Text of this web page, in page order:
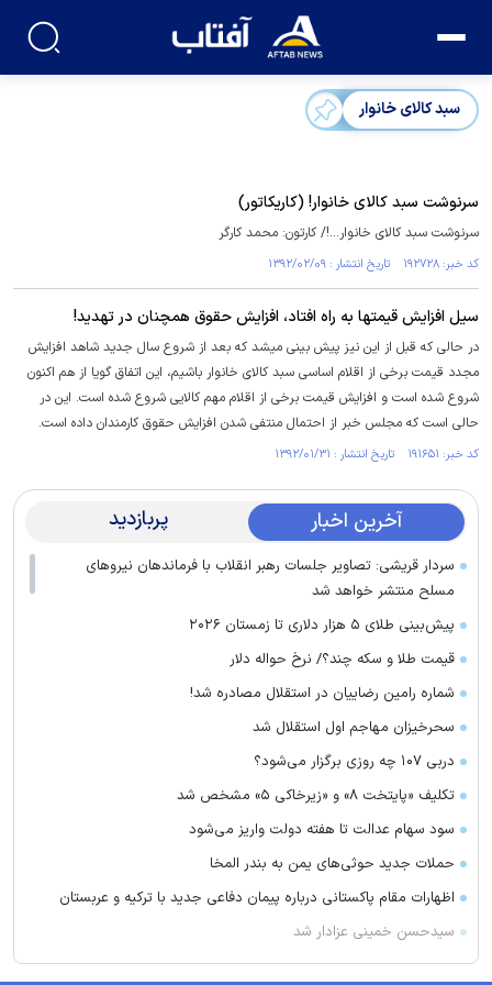
سبد کالای خانوار
سرنوشت سبد کالای خانوار! (کاریکاتور)
سرنوشت سبد کالای خانوار...!/ کارتون: محمد کارگر
کد خبر: ۱۹۲۷۲۸ تاریخ انتشار : ۱۳۹۲/۰۲/۰۹
سیل افزایش قیمتها به راه افتاد، افزایش حقوق همچنان در تهدید!
در حالی که قبل از این نیز پیش بینی میشد که بعد از شروع سال جدید شاهد افزایش
مجدد قیمت برخی از اقلام اساسی سبد کالای خانوار باشیم، این اتفاق گویا از هم اکنون
شروع شده است و افزایش قیمت برخی از اقلام مهم کالایی شروع شده است. این در
حالی است که مجلس خبر از احتمال منتفی شدن افزایش حقوق کارمندان داده است.
کد خبر: ۱۹۱۶۵۱ تاریخ انتشار : ۱۳۹۲/۰۱/۳۱
آخرین اخبار پربازدید
سردار قریشی: تصاویر جلسات رهبر انقلاب با فرماندهان نیرو‌های
مسلح منتشر خواهد شد
پیش‌بینی طلای ۵ هزار دلاری تا زمستان ۲۰۲۶
قیمت طلا و سکه چند؟/ نرخ حواله دلار
شماره رامین رضاییان در استقلال مصادره شد!
سحرخیزان مهاجم اول استقلال شد
دربی ۱۰۷ چه روزی برگزار می‌شود؟
تکلیف «پایتخت ۸» و «زیرخاکی ۵» مشخص شد
سود سهام عدالت تا هفته دولت واریز می‌شود
حملات جدید حوثی‌های یمن به بندر المخا
اظهارات مقام پاکستانی درباره پیمان دفاعی جدید با ترکیه و عربستان
سیدحسن خمینی عزادار شد
رونمایی پرسپولیس از اژدهاکش